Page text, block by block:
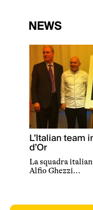
NEWS
L’Italian team
d’Or
La squadra
Alfio Ghezzi...